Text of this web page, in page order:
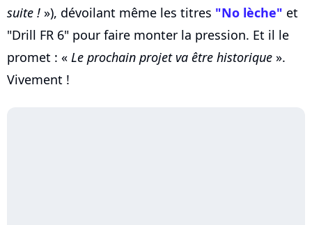
suite ! »), dévoilant même les titres "No lèche" et
"Drill FR 6" pour faire monter la pression. Et il le
promet : « Le prochain projet va être historique ».
Vivement !